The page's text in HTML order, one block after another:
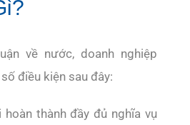
về nước, doanh nghiệp
điều kiện sau đây:
hoàn thành đầy đủ nghĩa vụ